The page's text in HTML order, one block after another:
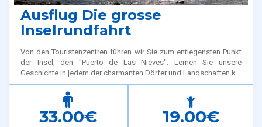
Ausflug Die grosse
Inselrundfahrt
Von den Touristenzentren führen wir Sie zum entlegensten Punkt
der Insel, den "Puerto de Las Nieves". Lernen Sie unsere
Geschichte in jedem der charmanten Dörfer und Landschaften k...
33.00€ 19.00€